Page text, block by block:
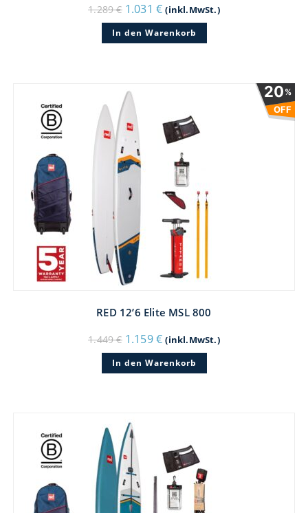
1.289€ Ursprünglicher
Preis
war:
1.289 €
1.031 €Aktueller
Preis
ist:
1.031 €.
(inkl.MwSt.)
In den Warenkorb
20%
OFF
RED 12’6 Elite MSL 800
1.449€ Ursprünglicher
Preis
war:
1.449 €
1.159€Aktueller
Preis
ist:
1.159 €.
(inkl.MwSt.)
In den Warenkorb